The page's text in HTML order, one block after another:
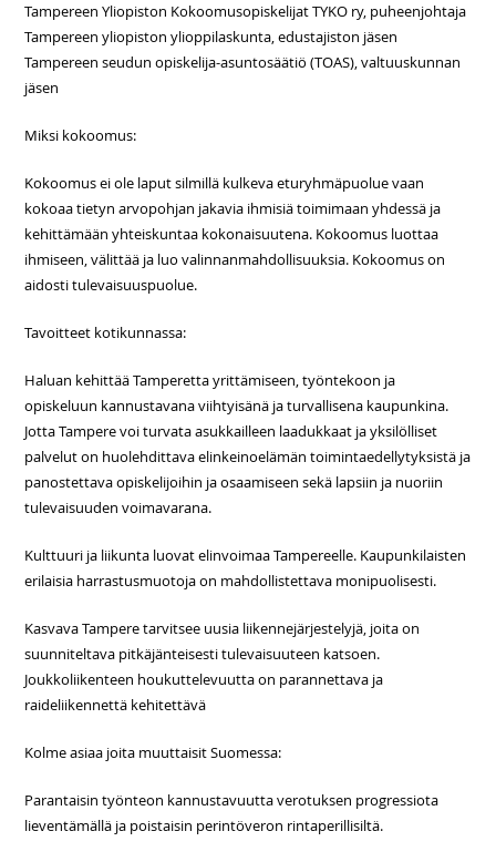
Tampereen Yliopiston Kokoomusopiskelijat TYKO ry, puheenjohtaja
Tampereen yliopiston ylioppilaskunta, edustajiston jäsen
Tampereen seudun opiskelija-asuntosäätiö (TOAS), valtuuskunnan
jäsen
Miksi kokoomus:
Kokoomus ei ole laput silmillä kulkeva eturyhmäpuolue vaan
kokoaa tietyn arvopohjan jakavia ihmisiä toimimaan yhdessä ja
kehittämään yhteiskuntaa kokonaisuutena. Kokoomus luottaa
ihmiseen, välittää ja luo valinnanmahdollisuuksia. Kokoomus on
aidosti tulevaisuuspuolue.
Tavoitteet kotikunnassa:
Haluan kehittää Tamperetta yrittämiseen, työntekoon ja
opiskeluun kannustavana viihtyisänä ja turvallisena kaupunkina.
Jotta Tampere voi turvata asukkailleen laadukkaat ja yksilölliset
palvelut on huolehdittava elinkeinoelämän toimintaedellytyksistä ja
panostettava opiskelijoihin ja osaamiseen sekä lapsiin ja nuoriin
tulevaisuuden voimavarana.
Kulttuuri ja liikunta luovat elinvoimaa Tampereelle. Kaupunkilaisten
erilaisia harrastusmuotoja on mahdollistettava monipuolisesti.
Kasvava Tampere tarvitsee uusia liikennejärjestelyjä, joita on
suunniteltava pitkäjänteisesti tulevaisuuteen katsoen.
Joukkoliikenteen houkuttelevuutta on parannettava ja
raideliikennettä kehitettävä
Kolme asiaa joita muuttaisit Suomessa:
Parantaisin työnteon kannustavuutta verotuksen progressiota
lieventämällä ja poistaisin perintöveron rintaperillisiltä.